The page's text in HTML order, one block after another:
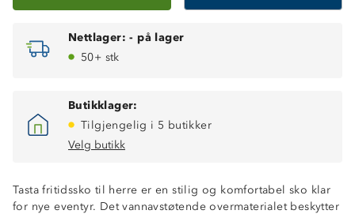
Nettlager: - på lager
50+ stk
Butikklager:
Tilgjengelig i 5 butikker
Velg butikk
Tasta fritidssko til herre er en stilig og komfortabel sko klar
for nye eventyr. Det vannavstøtende overmaterialet beskytter